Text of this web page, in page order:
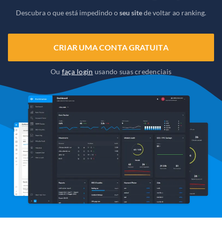
Descubra o que está impedindo oseu sitede voltar ao ranking.
CRIAR UMA CONTA GRATUITA
Ou faça login usando suas credenciais